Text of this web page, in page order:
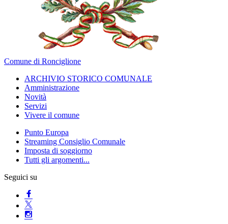
Comune di Ronciglione
ARCHIVIO STORICO COMUNALE
Amministrazione
Novità
Servizi
Vivere il comune
Punto Europa
Streaming Consiglio Comunale
Imposta di soggiorno
Tutti gli argomenti...
Seguici su